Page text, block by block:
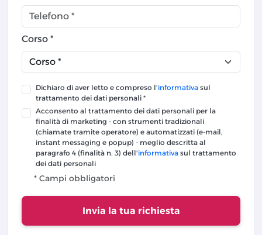
Corso *
Dichiaro di aver letto e compreso l'informativa sul
trattamento dei dati personali *
Acconsento al trattamento dei dati personali per la
finalità di marketing - con strumenti tradizionali
(chiamate tramite operatore) e automatizzati (e-mail,
instant messaging e popup) - meglio descritta al
paragrafo 4 (finalità n. 3) dell'informativa sul trattamento
dei dati personali
* Campi obbligatori
Invia la tua richiesta